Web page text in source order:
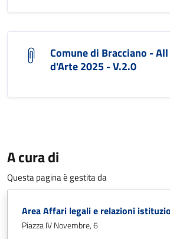
Comune di Bracciano -
d'Arte 2025 - V.2.0
A cura di
Questa pagina è gestita da
Area Affari legali e relazioni
Piazza IV Novembre, 6